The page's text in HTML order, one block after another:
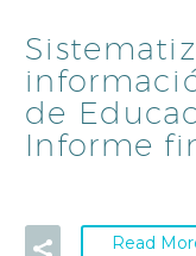
de
Informe
Read